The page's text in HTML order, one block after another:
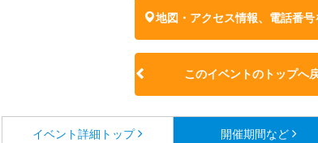
地図・アクセス情報、電話番号
このイベントのトップへ
イベント詳細 トップ 開催期間など